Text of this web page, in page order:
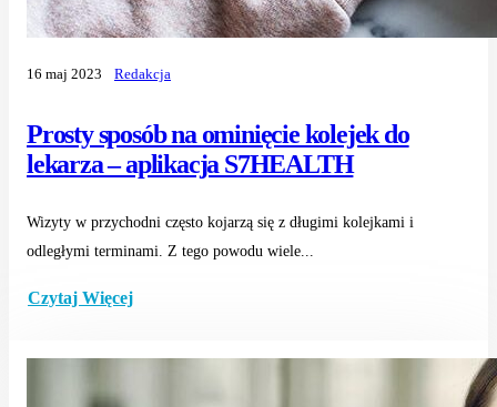
Prosty sposób na ominięcie kolejek do
lekarza – aplikacja S7HEALTH
16 maj 2023 Redakcja
Wizyty w przychodni często kojarzą się z długimi kolejkami i
odległymi terminami. Z tego powodu wiele...
Czytaj Więcej